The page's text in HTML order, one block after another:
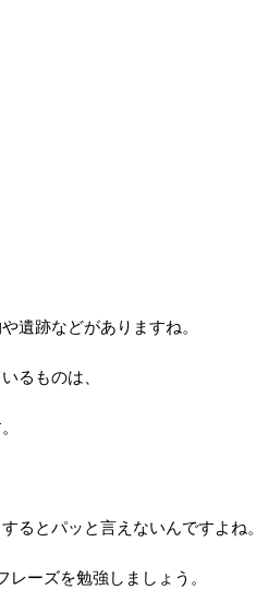
遺跡などがありますね。
るものは、
るとパッと言えないんですよね。
ーズを勉強しましょう。